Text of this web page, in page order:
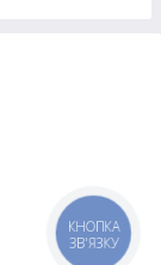
КНОПКА
ЗВ'ЯЗКУ